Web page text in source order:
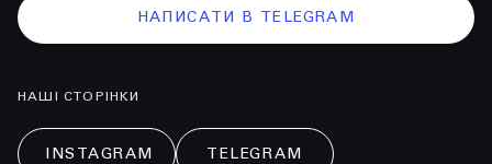
НАПИСАТИ В TELEGRAM
НАШІ СТОРІНКИ
INSTAGRAM TELEGRAM